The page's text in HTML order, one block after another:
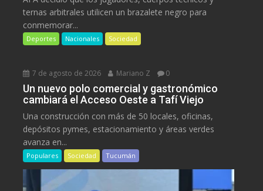
ternas arbitrales utilicen un brazalete negro para
conmemorar...
Deportes Nacionales Sociedad
7 de agosto de 2026 Mariano Z 0
Un nuevo polo comercial y gastronómico
cambiará el Acceso Oeste a Tafí Viejo
Una construcción con más de 50 locales, oficinas,
depósitos pymes, estacionamiento y áreas verdes
avanza en...
Populares Sociedad Tucumán